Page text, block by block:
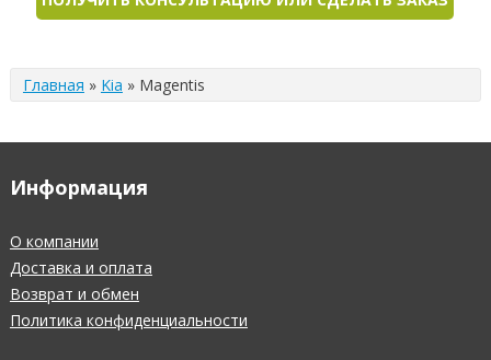
Главная » Kia » Magentis
Информация
О компании
Доставка и оплата
Возврат и обмен
Политика конфиденциальности